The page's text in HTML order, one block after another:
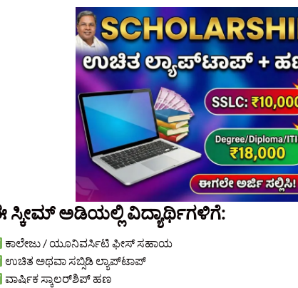
ಸ್ಕೀಮ್ ಅಡಿಯಲ್ಲಿ ವಿದ್ಯಾರ್ಥಿಗಳಿಗೆ:
ಕಾಲೇಜು / ಯೂನಿವರ್ಸಿಟಿ ಫೀಸ್ ಸಹಾಯ
ಉಚಿತ ಅಥವಾ ಸಬ್ಸಿಡಿ ಲ್ಯಾಪ್‌ಟಾಪ್
ವಾರ್ಷಿಕ ಸ್ಕಾಲರ್‌ಶಿಪ್ ಹಣ